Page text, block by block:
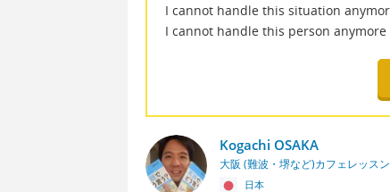
I cannot handle this situation
I cannot handle this person anymore
Kogachi OSAKA
大阪 (難波・堺など)カフェレッス
日本